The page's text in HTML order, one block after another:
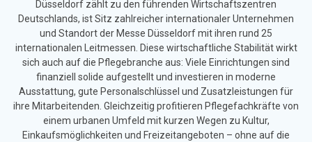
Düsseldorf zählt zu den führenden Wirtschaftszentren
Deutschlands, ist Sitz zahlreicher internationaler Unternehmen
und Standort der Messe Düsseldorf mit ihren rund 25
internationalen Leitmessen. Diese wirtschaftliche Stabilität wirkt
sich auch auf die Pflegebranche aus: Viele Einrichtungen sind
finanziell solide aufgestellt und investieren in moderne
Ausstattung, gute Personalschlüssel und Zusatzleistungen für
ihre Mitarbeitenden. Gleichzeitig profitieren Pflegefachkräfte von
einem urbanen Umfeld mit kurzen Wegen zu Kultur,
Einkaufsmöglichkeiten und Freizeitangeboten – ohne auf die